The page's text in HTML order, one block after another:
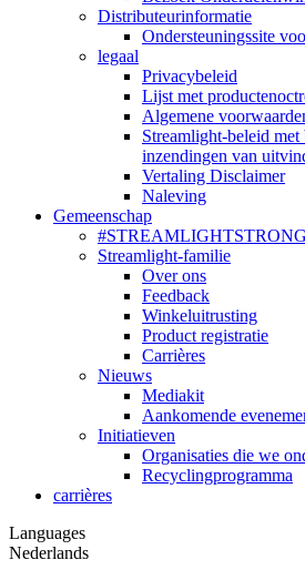
Distributeurinformatie
Ondersteuningssite
legaal
Privacybeleid
Lijst met
Algemene
Streamlight-beleid
inzendingen van
Vertaling Disclaimer
Naleving
Gemeenschap
#STREAMLIGHTSTRONG
Streamlight-familie
Over ons
Feedback
Winkeluitrusting
Product registratie
Carrières
Nieuws
Mediakit
Aankomende
Initiatieven
Organisaties die we
Recyclingprogramma
carrières
Languages
Nederlands